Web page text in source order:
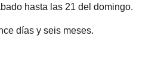
hasta las 21 del domingo.
días y seis meses.